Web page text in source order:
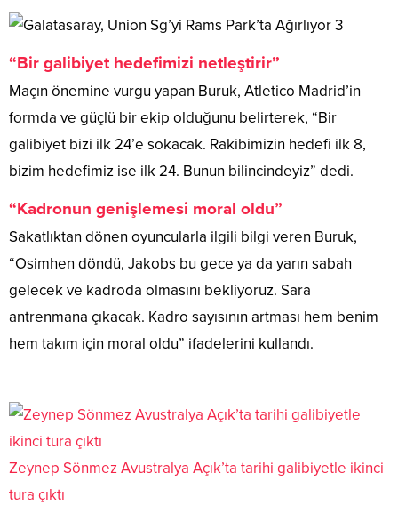
“Bir galibiyet hedefimizi netleştirir”
Maçın önemine vurgu yapan Buruk, Atletico Madrid’in
formda ve güçlü bir ekip olduğunu belirterek, “Bir
galibiyet bizi ilk 24’e sokacak. Rakibimizin hedefi ilk 8,
bizim hedefimiz ise ilk 24. Bunun bilincindeyiz” dedi.
“Kadronun genişlemesi moral oldu”
Sakatlıktan dönen oyuncularla ilgili bilgi veren Buruk,
“Osimhen döndü, Jakobs bu gece ya da yarın sabah
gelecek ve kadroda olmasını bekliyoruz. Sara
antrenmana çıkacak. Kadro sayısının artması hem benim
hem takım için moral oldu” ifadelerini kullandı.
Zeynep Sönmez Avustralya Açık’ta tarihi galibiyetle ikinci
tura çıktı